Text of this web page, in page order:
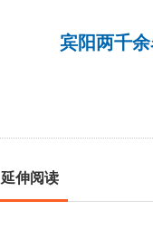
宾阳两千
延伸阅读